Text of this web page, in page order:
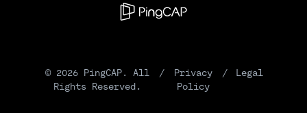
© 2026PingCAP. All
Rights Reserved.
/
Privacy
Policy
/ Legal